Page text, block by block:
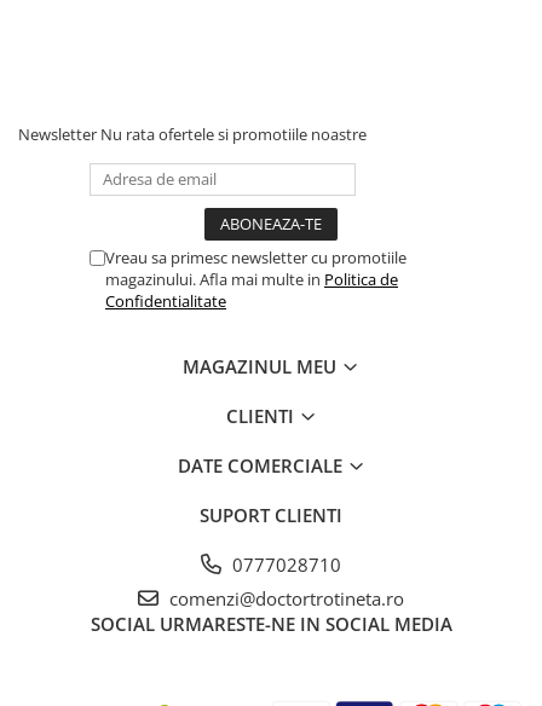
Newsletter Nu rata ofertele si promotiile noastre
Vreau sa primesc newsletter cu promotiile
magazinului. Afla mai multe in Politica de
Confidentialitate
MAGAZINUL MEU
CLIENTI
DATE COMERCIALE
SUPORT CLIENTI
0777028710
comenzi@doctortrotineta.ro
SOCIAL URMARESTE-NE IN SOCIAL MEDIA